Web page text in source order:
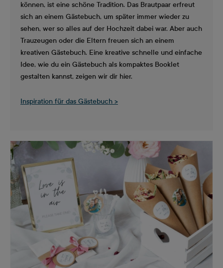
können, ist eine schöne Tradition. Das Brautpaar erfreut
sich an einem Gästebuch, um später immer wieder zu
sehen, wer so alles auf der Hochzeit dabei war. Aber auch
Trauzeugen oder die Eltern freuen sich an einem
kreativen Gästebuch. Eine kreative schnelle und einfache
Idee, wie du ein Gästebuch als kompaktes Booklet
gestalten kannst, zeigen wir dir hier.
Inspiration für das Gästebuch >